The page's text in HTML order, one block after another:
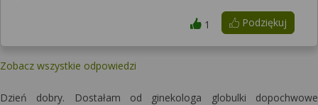
Podziękuj
1
Zobacz wszystkie odpowiedzi
Dzień dobry. Dostałam od ginekologa globulki dopochwowe